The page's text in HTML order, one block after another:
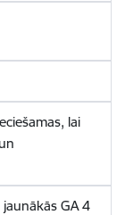
lai
GA 4